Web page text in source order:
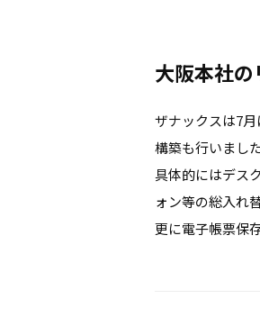
大阪本社
ザナックスは7
構築も行いました
具体的にはデス
ォン等の総入れ
更に電子帳票保